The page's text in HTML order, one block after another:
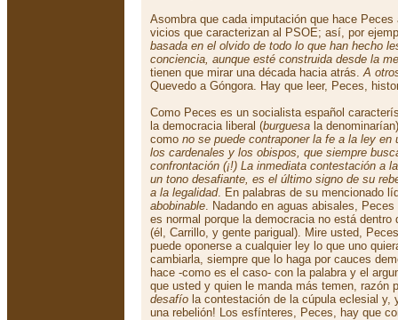
Asombra que cada imputación que hace
vicios que caracterizan al PSOE; así, por
basada en el olvido de todo lo que han hecho
conciencia, aunque esté construida desde la
tienen que mirar una década hacia atrás.A
Quevedo a Góngora. Hay que leer, Peces,
Como Peces es un socialista español
la democracia liberal (burguesa la
como no se puede contraponer la fe a la ley en
los cardenales y los obispos, que siempre
confrontación (¡!) La inmediata contestación a
un tono desafiante, es el último signo de su
a la legalidad. En palabras de su mencionado
abobinable. Nadando en aguas abisales,
es normal porque la democracia no está
(él, Carrillo, y gente parigual). Mire usted,
puede oponerse a cualquier ley lo que uno
cambiarla, siempre que lo haga por cauces
hace -como es el caso- con la palabra y el
que usted y quien le manda más temen, razón
desafío la contestación de la cúpula eclesial y,
una rebelión! Los esfínteres, Peces, hay que